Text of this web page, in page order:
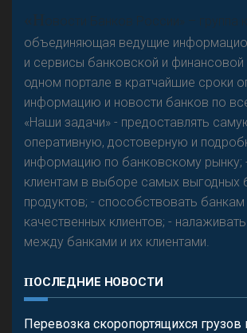
«Н
овости Банков России» – группа
объединяющая ведущие
и сервисы банковской и финансовой
одном портале в кратчайшие сроки
информацию и новости банков по
«Наши задачи» - предоставлять
оперативную, достоверную и
информацию по банковскому рынку;
клиентам в выборе самых выгодных
продуктов; - способствовать
качественных клиентов; -
между банками и их клиентами.
ПОСЛЕДНИЕ НОВОСТИ
Перевозка скоропортящихся грузов